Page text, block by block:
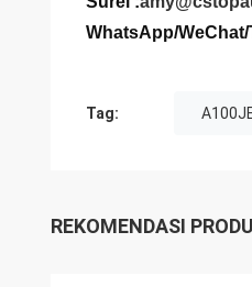
WhatsApp/
Tag:
REKOMENDASI